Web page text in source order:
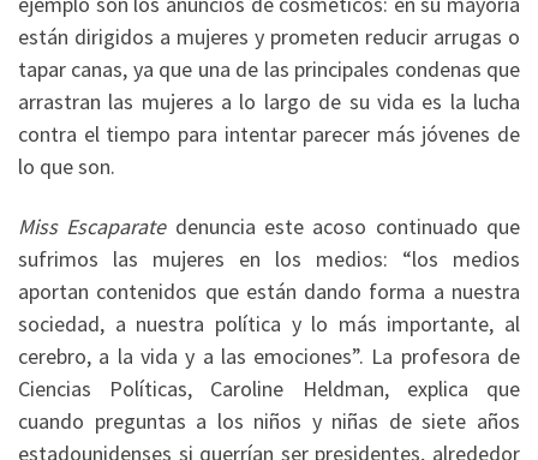
están dirigidos a mujeres y prometen reducir arrugas o
tapar canas, ya que una de las principales condenas que
arrastran las mujeres a lo largo de su vida es la lucha
contra el tiempo para intentar parecer más jóvenes de
lo que son.
Miss Escaparatedenuncia este acoso continuado que
sufrimos las mujeres en los medios: “los medios
aportan contenidos que están dando forma a nuestra
sociedad, a nuestra política y lo más importante, al
cerebro, a la vida y a las emociones”. La profesora de
Ciencias Políticas, Caroline Heldman, explica que
cuando preguntas a los niños y niñas de siete años
estadounidenses si querrían ser presidentes, alrededor